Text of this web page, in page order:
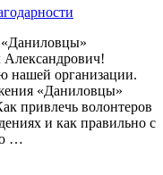
нашей организации.
«Даниловцы»
привлечь волонтеров
и как правильно с
…